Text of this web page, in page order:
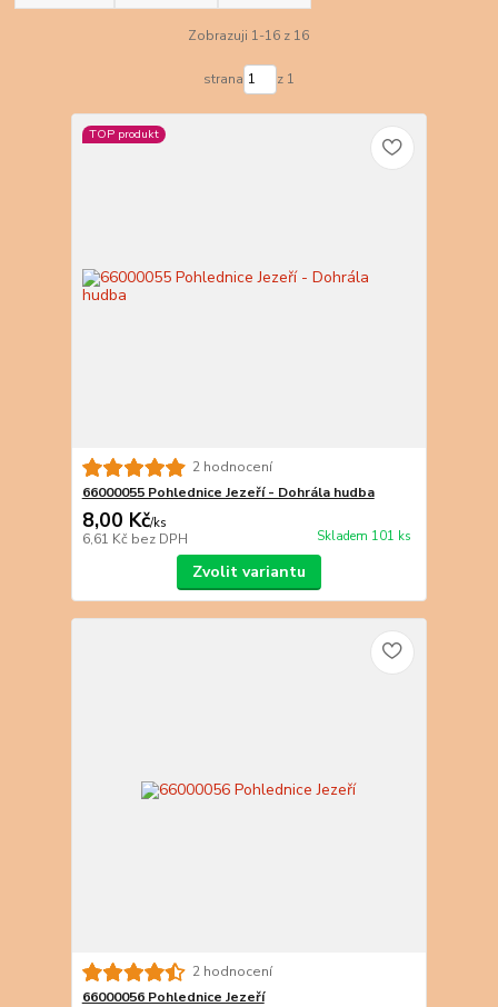
Zobrazuji 1-16 z 16
strana z 1
TOP produkt
2 hodnocení
66000055 Pohlednice Jezeří - Dohrála hudba
8,00 Kč/ks
6,61 Kč bez DPH Skladem 101 ks
Zvolit variantu
2 hodnocení
66000056 Pohlednice Jezeří